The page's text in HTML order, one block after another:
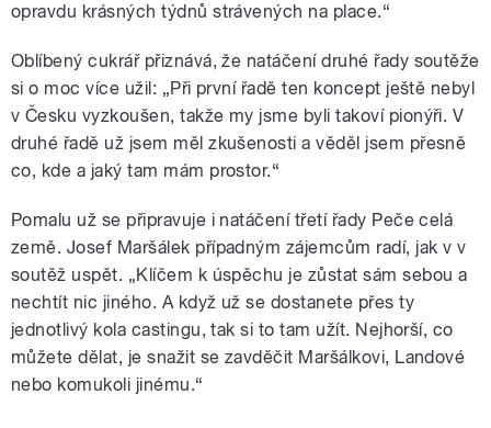
opravdu krásných týdnů strávených na place.“
Oblíbený cukrář přiznává, že natáčení druhé řady soutěže
si o moc více užil: „Při první řadě ten koncept ještě nebyl
v Česku vyzkoušen, takže my jsme byli takoví pionýři. V
druhé řadě už jsem měl zkušenosti a věděl jsem přesně
co, kde a jaký tam mám prostor.“
Pomalu už se připravuje i natáčení třetí řady Peče celá
země. Josef Maršálek případným zájemcům radí, jak v v
soutěž uspět. „Klíčem k úspěchu je zůstat sám sebou a
nechtít nic jiného. A když už se dostanete přes ty
jednotlivý kola castingu, tak si to tam užít. Nejhorší, co
můžete dělat, je snažit se zavděčit Maršálkovi, Landové
nebo komukoli jinému.“